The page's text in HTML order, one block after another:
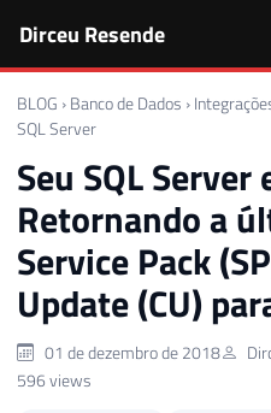
Dirceu Resende
BLOG › Banco de Dados ›
SQL Server
Seu SQL
Retornando a
Service Pack
Update (CU)
01 de dezembro de 2018
596 views